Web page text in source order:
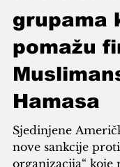
uvele
grupama
pomažu
Hamasa
Sjedinjene